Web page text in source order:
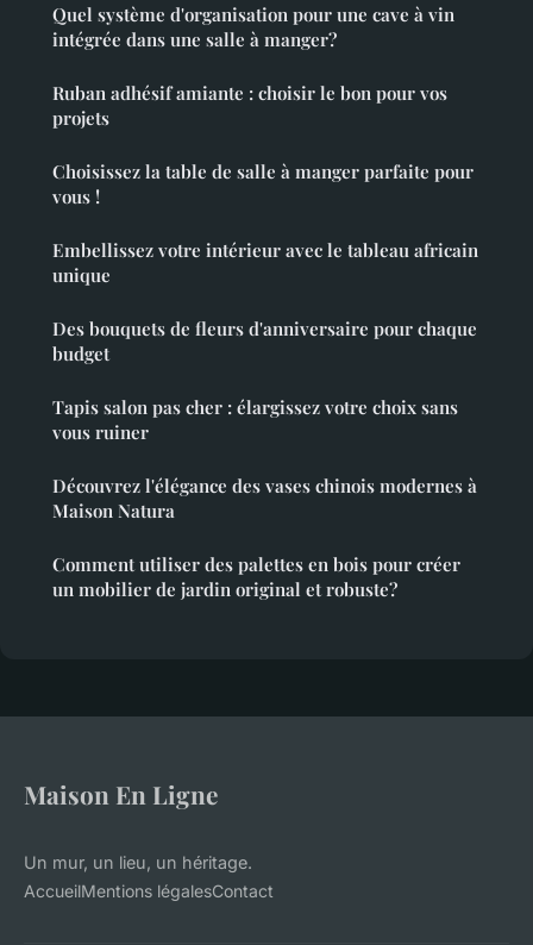
Quel système d'organisation pour une cave à vin
intégrée dans une salle à manger?
Ruban adhésif amiante : choisir le bon pour vos
projets
Choisissez la table de salle à manger parfaite pour
vous !
Embellissez votre intérieur avec le tableau africain
unique
Des bouquets de fleurs d'anniversaire pour chaque
budget
Tapis salon pas cher : élargissez votre choix sans
vous ruiner
Découvrez l'élégance des vases chinois modernes à
Maison Natura
Comment utiliser des palettes en bois pour créer
un mobilier de jardin original et robuste?
Maison En Ligne
Un mur, un lieu, un héritage.
AccueilMentions légalesContact